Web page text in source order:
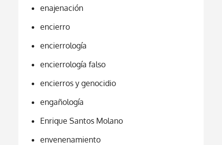
enajenación
encierro
encierrología
encierrología falso
encierros y genocidio
engañología
Enrique Santos Molano
envenenamiento